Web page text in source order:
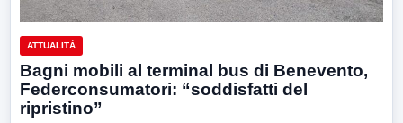
ATTUALITÀ
Bagni mobili al terminal bus di Benevento,
Federconsumatori: “soddisfatti del
ripristino”